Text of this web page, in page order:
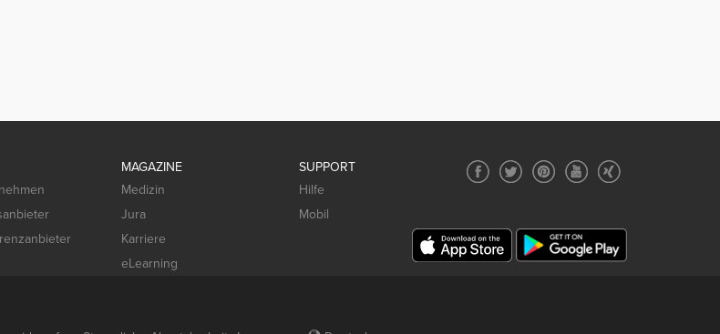
MAGAZINE
Medizin
Jura
Karriere
eLearning
SUPPORT
Hilfe
Mobil